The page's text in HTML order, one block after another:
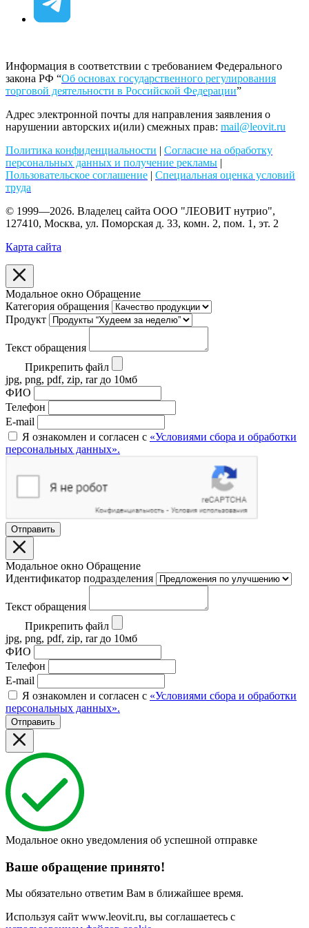
Информация в соответствии с требованием Федерального
закона РФ “Об основах государственного регулирования
торговой деятельности в Российской Федерации”
Адрес электронной почты для направления заявления о
нарушении авторских и(или) смежных прав: mail@leovit.ru
Политика конфиденциальности | Согласие на обработку
персональных данных и получение рекламы |
Пользовательское соглашение | Специальная оценка условий
труда
© 1999—2026. Владелец сайта ООО "ЛЕОВИТ нутрио",
127410, Москва, ул. Поморская д. 33, комн. 2, пом. 1, эт. 2
Карта сайта
Модальное окно Обращение
Категория обращения
Продукт
Текст обращения
Прикрепить файл
jpg, png, pdf, zip, rar до 10мб
ФИО
Телефон
E-mail
Я ознакомлен и согласен с «Условиями сбора и обработки
персональных данных».
Отправить
Модальное окно Обращение
Идентификатор подразделения
Текст обращения
Прикрепить файл
jpg, png, pdf, zip, rar до 10мб
ФИО
Телефон
E-mail
Я ознакомлен и согласен с «Условиями сбора и обработки
персональных данных».
Отправить
Модальное окно уведомления об успешной отправке
Ваше обращение принято!
Мы обязательно ответим Вам в ближайшее время.
Используя сайт www.leovit.ru, вы соглашаетесь с